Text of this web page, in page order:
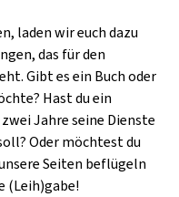
laden wir euch dazu
das für den
Gibt es ein Buch oder
Hast du ein
Jahre seine Dienste
Oder möchtest du
Seiten beflügeln
(Leih)gabe!